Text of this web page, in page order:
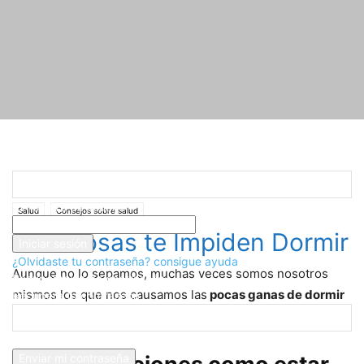
tu nombre de usuario
¿Olvidaste tu contraseña? consigue ayuda
Recuperación de contraseña
Recupera tu contraseña
Salud Consejos sobre salud
Que Cosas te Impiden Dormir
Aunque no lo sepamos, muchas veces somos nosotros
mismos los que nos causamos las pocas ganas de dormir